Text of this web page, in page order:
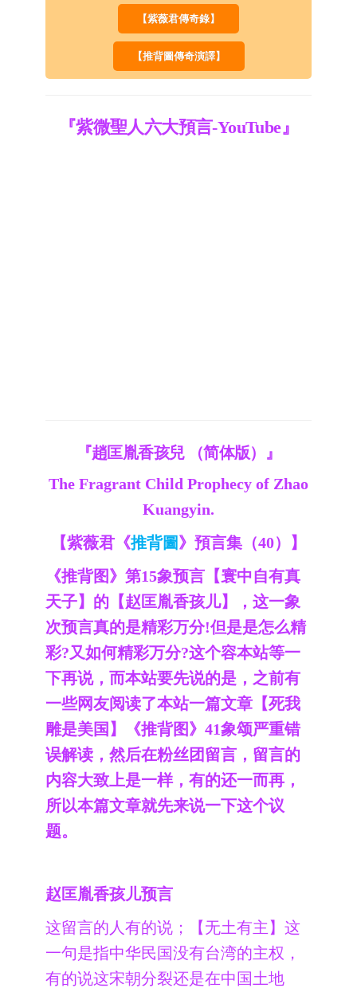
【紫薇君傳奇錄】
【推背圖傳奇演譯】
『紫微聖人六大預言-YouTube』
『趙匡胤香孩兒 （简体版）』
The Fragrant Child Prophecy of Zhao
Kuangyin.
【紫薇君《推背圖 》預言集（40）】
《推背图》第15象预言【寰中自有真
天子】的【赵匡胤香孩儿】，这一象
次预言真的是精彩万分!但是是怎么精
彩?又如何精彩万分?这个容本站等一
下再说，而本站要先说的是，之前有
一些网友阅读了本站一篇文章【死我
雕是美国】《推背图》41象颂严重错
误解读，然后在粉丝团留言，留言的
内容大致上是一样，有的还一而再，
所以本篇文章就先来说一下这个议
题。
赵匡胤香孩儿预言
这留言的人有的说；【无土有主】这
一句是指中华民国没有台湾的主权，
有的说这宋朝分裂还是在中国土地